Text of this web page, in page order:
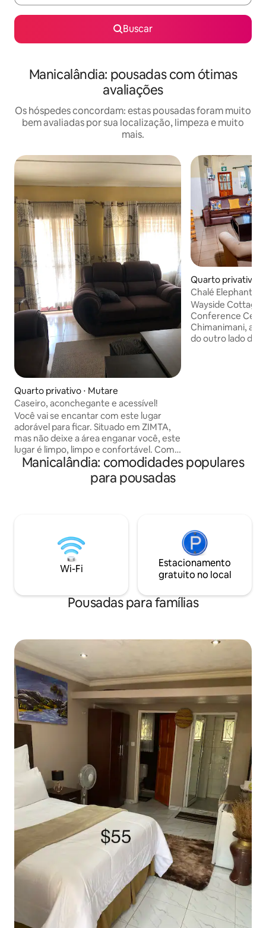
Buscar
Manicalândia: pousadas com ótimas
avaliações
Os hóspedes concordam: estas pousadas foram muito
bem avaliadas por sua localização, limpeza e muito
mais.
Quarto privativo ⋅ Mutare
Caseiro, aconchegante e acessível!
Você vai se encantar com este lugar
adorável para ficar. Situado em ZIMTA,
mas não deixe a área enganar você, este
lugar é limpo, limpo e confortável. Com
uma bomba de água, energia solar e
área de estacionamento, todas as suas
necessidades serão atendidas! O café da
Lavanderia podem ser fornecidos por
um custo extra! Cash tinotora futi. Por
favor, observe que o nosso solar é
cronometrado e só está disponível
Quarto privativo ⋅
Chalé Elephant
Cottages
Wayside Cottages e
Conference Centre
Chimanimani, ao
do outro lado da
energia para
Manicalândia: comodidades populares
para pousadas
Wi-Fi
Estacionamento
gratuito no local
Pousadas para famílias